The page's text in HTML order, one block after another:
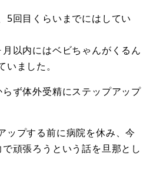
5回目くらいまでにはしてい
以内にはベビちゃんがくるん
ました。
ず体外受精にステップアップ
ップする前に病院を休み、今
頑張ろうという話を旦那とし